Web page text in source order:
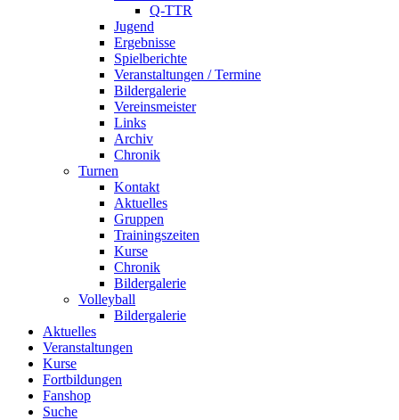
Q-TTR
Jugend
Ergebnisse
Spielberichte
Veranstaltungen / Termine
Bildergalerie
Vereinsmeister
Links
Archiv
Chronik
Turnen
Kontakt
Aktuelles
Gruppen
Trainingszeiten
Kurse
Chronik
Bildergalerie
Volleyball
Bildergalerie
Aktuelles
Veranstaltungen
Kurse
Fortbildungen
Fanshop
Suche